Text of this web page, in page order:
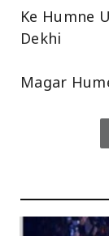
Ke Humne
Dekhi
Magar